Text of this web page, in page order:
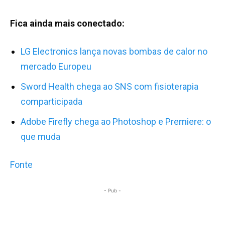
Fica ainda mais conectado:
LG Electronics lança novas bombas de calor no
mercado Europeu
Sword Health chega ao SNS com fisioterapia
comparticipada
Adobe Firefly chega ao Photoshop e Premiere: o
que muda
Fonte
- Pub -